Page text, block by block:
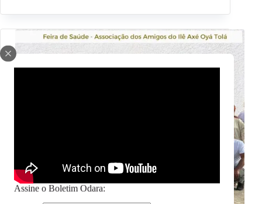
Assine o Boletim Odara: